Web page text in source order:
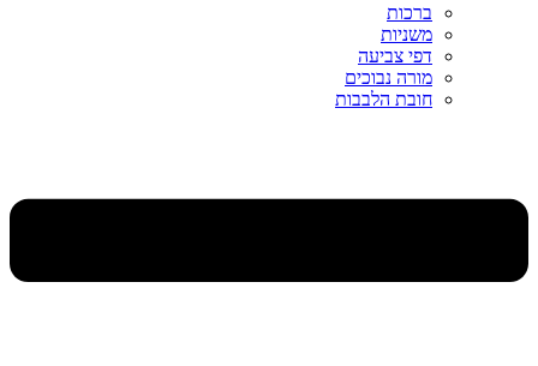
ברכות
משניות
דפי צביעה
מורה נבוכים
חובת הלבבות